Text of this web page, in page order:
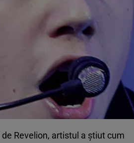
Revelion, artistul a ştiut cum